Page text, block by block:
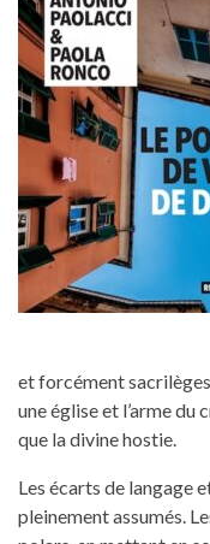
et forcément
une église et l’arme du
que la divine hostie.
Les écarts de langage
pleinement assumés.